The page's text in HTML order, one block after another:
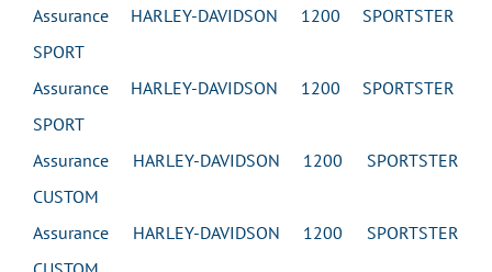
Assurance HARLEY-DAVIDSON 1200 SPORTSTER
SPORT
Assurance HARLEY-DAVIDSON 1200 SPORTSTER
SPORT
Assurance HARLEY-DAVIDSON 1200 SPORTSTER
CUSTOM
Assurance HARLEY-DAVIDSON 1200 SPORTSTER